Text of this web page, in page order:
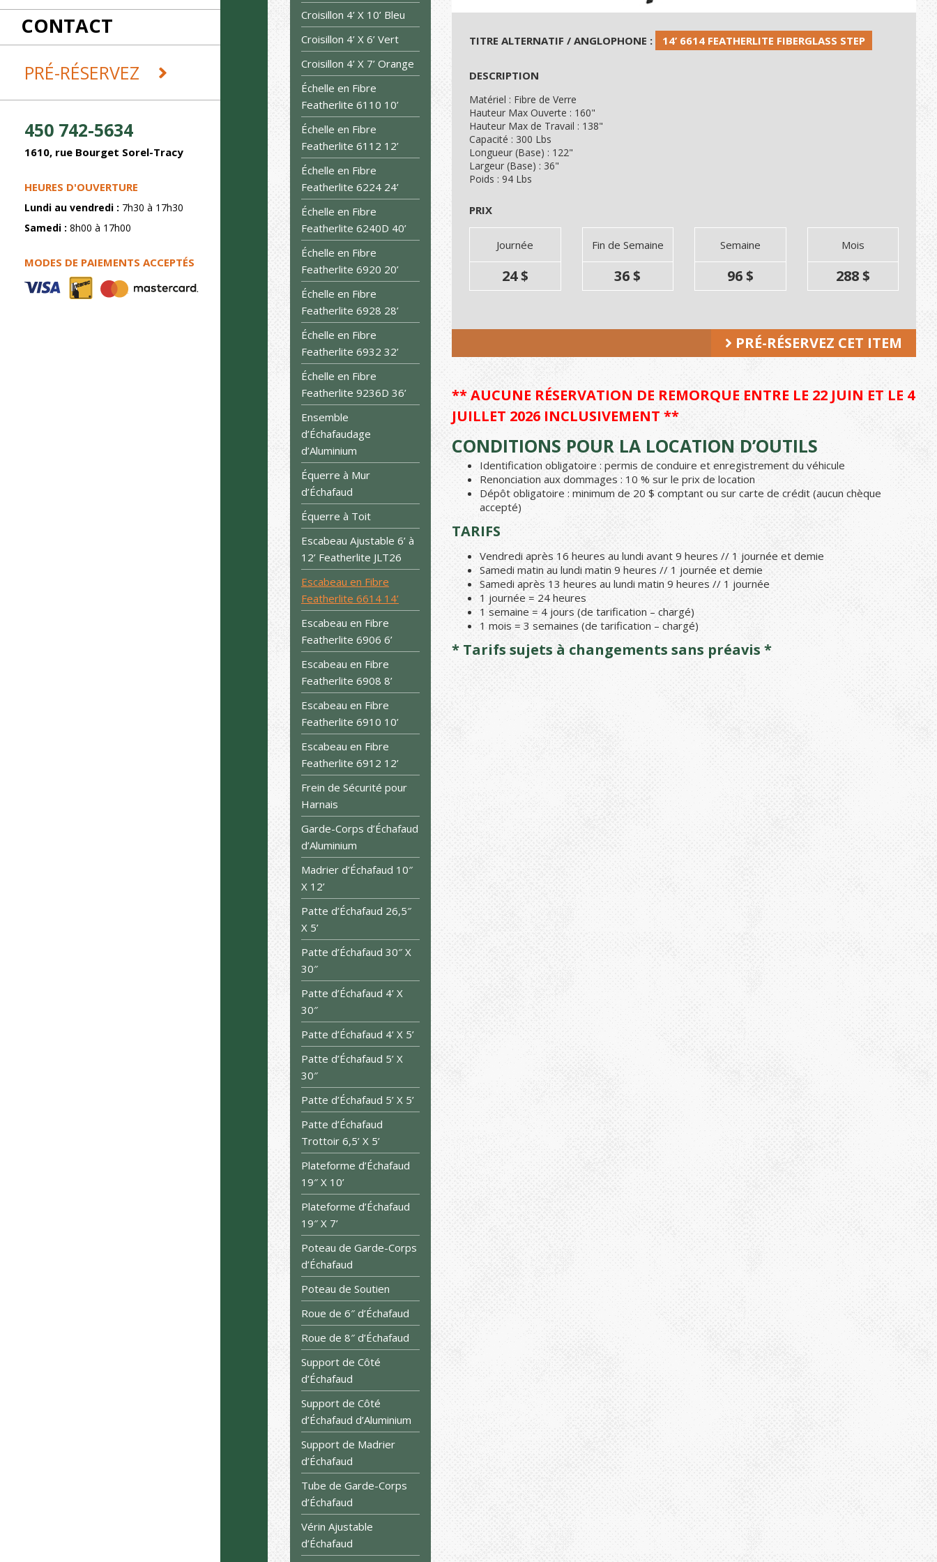
CONTACT
PRÉ-RÉSERVEZ
450 742-5634
1610, rue Bourget Sorel-Tracy
HEURES D'OUVERTURE
Lundi au vendredi : 7h30 à 17h30
Samedi : 8h00 à 17h00
MODES DE PAIEMENTS ACCEPTÉS
REMORQUES ET DÉMÉNAGEMENT
SABLAGE
Croisillon 4’ X 10’ Bleu
Croisillon 4’ X 6’ Vert
Croisillon 4’ X 7’ Orange
Échelle en Fibre
Featherlite 6110 10’
Échelle en Fibre
Featherlite 6112 12’
Échelle en Fibre
Featherlite 6224 24’
Échelle en Fibre
Featherlite 6240D 40’
Échelle en Fibre
Featherlite 6920 20’
Échelle en Fibre
Featherlite 6928 28’
Échelle en Fibre
Featherlite 6932 32’
Échelle en Fibre
Featherlite 9236D 36’
Ensemble
d’Échafaudage
d’Aluminium
Équerre à Mur
d’Échafaud
Équerre à Toit
Escabeau Ajustable 6’ à
12’ Featherlite JLT26
Escabeau en Fibre
Featherlite 6614 14’
Escabeau en Fibre
Featherlite 6906 6’
Escabeau en Fibre
Featherlite 6908 8’
Escabeau en Fibre
Featherlite 6910 10’
Escabeau en Fibre
Featherlite 6912 12’
Frein de Sécurité pour
Harnais
Garde-Corps d’Échafaud
d’Aluminium
Madrier d’Échafaud 10″
X 12’
Patte d’Échafaud 26,5″
X 5’
Patte d’Échafaud 30″ X
30″
Patte d’Échafaud 4’ X
30″
Patte d’Échafaud 4’ X 5’
Patte d’Échafaud 5’ X
30″
Patte d’Échafaud 5’ X 5’
Patte d’Échafaud
Trottoir 6,5’ X 5’
Plateforme d’Échafaud
19″ X 10’
Plateforme d’Échafaud
19″ X 7’
Poteau de Garde-Corps
d’Échafaud
Poteau de Soutien
Roue de 6″ d’Échafaud
Roue de 8″ d’Échafaud
Support de Côté
d’Échafaud
Support de Côté
d’Échafaud d’Aluminium
Support de Madrier
d’Échafaud
Tube de Garde-Corps
d’Échafaud
Vérin Ajustable
d’Échafaud
TITRE ALTERNATIF / ANGLOPHONE : 14’ 6614 FEATHERLITE FIBERGLASS STEP
DESCRIPTION
Matériel : Fibre de Verre
Hauteur Max Ouverte : 160"
Hauteur Max de Travail : 138"
Capacité : 300 Lbs
Longueur (Base) : 122"
Largeur (Base) : 36"
Poids : 94 Lbs
PRIX
Journée
24 $
Fin de Semaine
36 $
Semaine
96 $
Mois
288 $
PRÉ-RÉSERVEZ CET ITEM
** AUCUNE RÉSERVATION DE REMORQUE ENTRE LE 22 JUIN ET LE 4
JUILLET 2026 INCLUSIVEMENT **
CONDITIONS POUR LA LOCATION D’OUTILS
Identification obligatoire : permis de conduire et enregistrement du véhicule
Renonciation aux dommages : 10 % sur le prix de location
Dépôt obligatoire : minimum de 20 $ comptant ou sur carte de crédit (aucun chèque
accepté)
TARIFS
Vendredi après 16 heures au lundi avant 9 heures // 1 journée et demie
Samedi matin au lundi matin 9 heures // 1 journée et demie
Samedi après 13 heures au lundi matin 9 heures // 1 journée
1 journée = 24 heures
1 semaine = 4 jours (de tarification – chargé)
1 mois = 3 semaines (de tarification – chargé)
* Tarifs sujets à changements sans préavis *